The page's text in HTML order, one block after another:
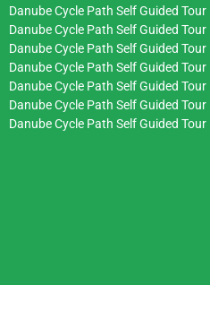
Danube Cycle Path Self Guided
Danube Cycle Path Self Guided
Danube Cycle Path Self Guided
Danube Cycle Path Self Guided
Danube Cycle Path Self Guided
Danube Cycle Path Self Guided
Danube Cycle Path Self Guided